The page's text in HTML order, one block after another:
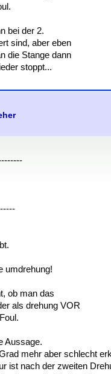
bei der 2.
sind, aber eben
die Stange dann
stoppt...
umdrehung!
ob man das
als drehung VOR
Aussage.
mehr aber schlecht
ist nach der zweiten